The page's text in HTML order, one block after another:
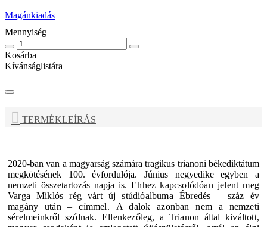
Magánkiadás
Mennyiség
Kosárba
Kívánságlistára
TERMÉKLEÍRÁS
2020-ban van a magyarság számára tragikus trianoni békediktátum
megkötésének 100. évfordulója. Június negyedike egyben a
nemzeti összetartozás napja is.Ehhez kapcsolódóan jelent meg
Varga Miklós rég várt új stúdióalbuma Ébredés – száz év
magány után – címmel. A dalok azonban nem a nemzeti
sérelmeinkről szólnak. Ellenkezőleg, a Trianon által kiváltott,